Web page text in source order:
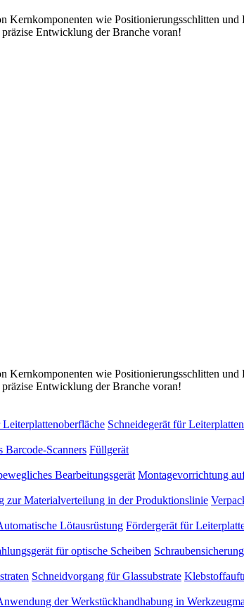
wie Positionierungsschlitten
Entwicklung der Branche voran!
wie Positionierungsschlitten
Entwicklung der Branche voran!
Schneidegerät für Leiterplatten
Barcode-Scanners Füllgerät
Bearbeitungsgerät Montagevorrichtung
zur Materialverteilung in der Produktionslinie
Lötausrüstung Fördergerät für
für optische Scheiben Schraubensicherung
Schneidvorgang für Glassubstrate
der Werkstückhandhabung in